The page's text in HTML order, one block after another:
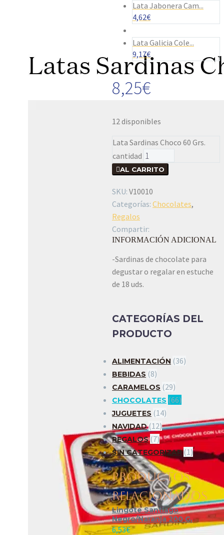
Lata Jabonera Cam...
4,62€
Lata Galicia Cole...
9,17€
8,25€
12 disponibles
Lata Sardinas Choco 60 Grs.
cantidad
AL CARRITO
SKU: V10010
Categorías: Chocolates,
Regalos
Compartir:
INFORMACIÓN ADICIONAL
-Sardinas de chocolate para
degustar o regalar en estuche
de 18 uds.
CATEGORÍAS DEL
PRODUCTO
ALIMENTACIÓN (36)
BEBIDAS (8)
CARAMELOS (29)
CHOCOLATES (66)
JUGUETES (14)
NAVIDAD (12)
REGALOS (7)
SIN CATEGORIZAR (1)
PRODUCTOS
RELACIONADOS
Lingote Santiago
Negro/Naranja 200 G.
6,53€